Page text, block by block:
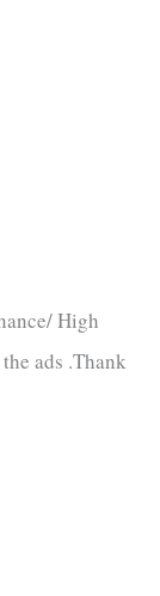
High
ads .Thank